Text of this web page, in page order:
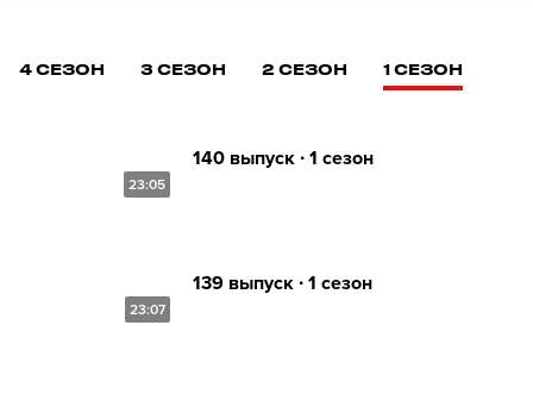
4 СЕЗОН 3 СЕЗОН 2 СЕЗОН 1 СЕЗОН
23:05
140 выпуск ∙ 1 сезон
23:07
139 выпуск ∙ 1 сезон